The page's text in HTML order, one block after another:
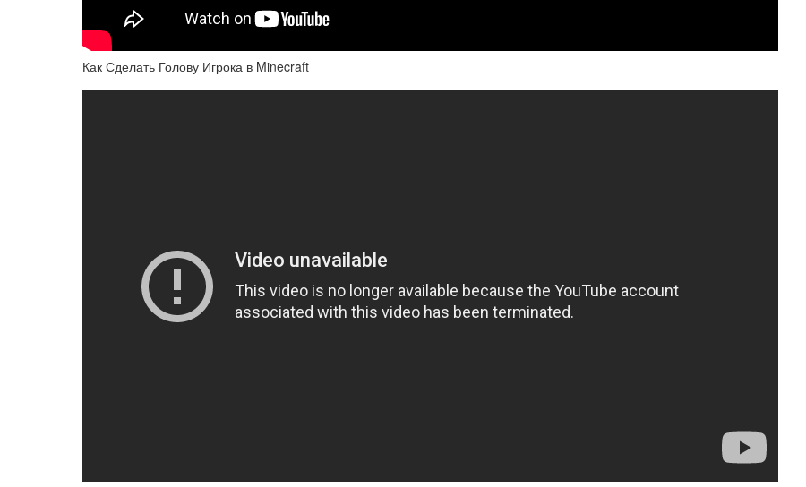
Как Сделать Голову Игрока в Minecraft